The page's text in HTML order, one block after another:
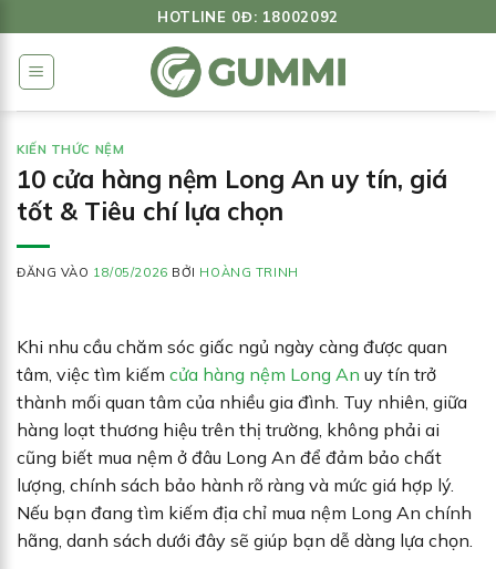
qua
dung
HOTLINE 0Đ: 18002092
KIẾN THỨC NỆM
10 cửa hàng nệm Long An uy tín, giá
tốt & Tiêu chí lựa chọn
ĐĂNG VÀO 18/05/2026 BỞI HOÀNG TRINH
Khi nhu cầu chăm sóc giấc ngủ ngày càng được quan
tâm, việc tìm kiếm cửa hàng nệm Long An uy tín trở
thành mối quan tâm của nhiều gia đình. Tuy nhiên, giữa
hàng loạt thương hiệu trên thị trường, không phải ai
cũng biết mua nệm ở đâu Long An để đảm bảo chất
lượng, chính sách bảo hành rõ ràng và mức giá hợp lý.
Nếu bạn đang tìm kiếm địa chỉ mua nệm Long An chính
hãng, danh sách dưới đây sẽ giúp bạn dễ dàng lựa chọn.